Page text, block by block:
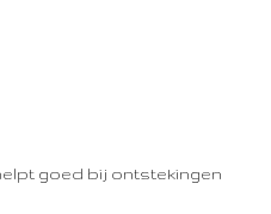
goed bij ontstekingen